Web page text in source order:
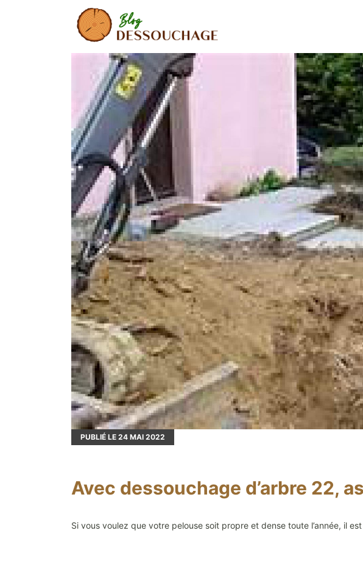
PUBLIÉ LE 24 MAI 2022
Avec dessouchage d’arbre 22,
Si vous voulez que votre pelouse soit propre et dense toute l’année, il